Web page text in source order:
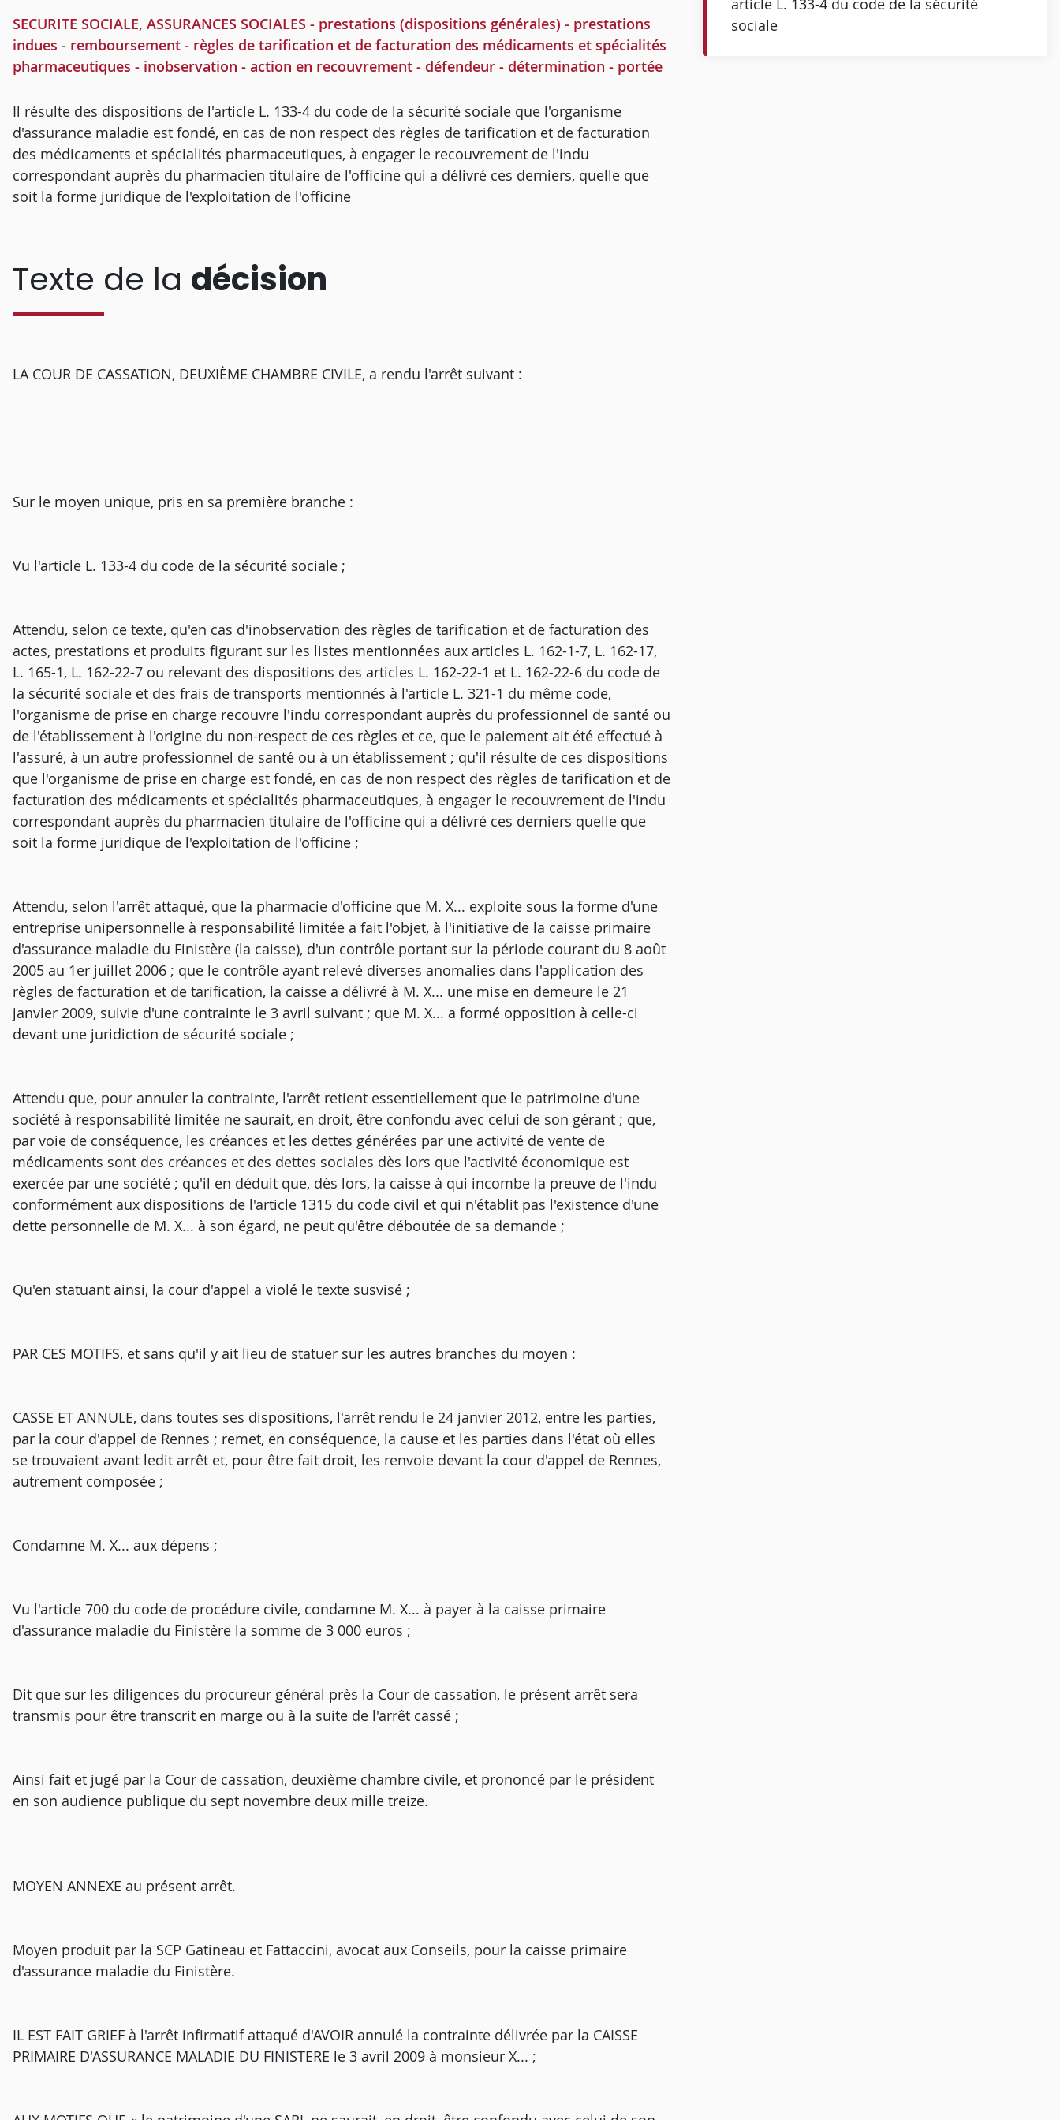
SECURITE SOCIALE, ASSURANCES SOCIALES - prestations (dispositions générales) - prestations
indues - remboursement - règles de tarification et de facturation des médicaments et spécialités
pharmaceutiques - inobservation - action en recouvrement - défendeur - détermination - portée
Il résulte des dispositions de l'article L. 133-4 du code de la sécurité sociale que l'organisme
d'assurance maladie est fondé, en cas de non respect des règles de tarification et de facturation
des médicaments et spécialités pharmaceutiques, à engager le recouvrement de l'indu
correspondant auprès du pharmacien titulaire de l'officine qui a délivré ces derniers, quelle que
soit la forme juridique de l'exploitation de l'officine
Texte de la décision
LA COUR DE CASSATION, DEUXIÈME CHAMBRE CIVILE, a rendu l'arrêt suivant :
Sur le moyen unique, pris en sa première branche :
Vu l'article L. 133-4 du code de la sécurité sociale ;
Attendu, selon ce texte, qu'en cas d'inobservation des règles de tarification et de facturation des
actes, prestations et produits figurant sur les listes mentionnées aux articles L. 162-1-7, L. 162-17,
L. 165-1, L. 162-22-7 ou relevant des dispositions des articles L. 162-22-1 et L. 162-22-6 du code de
la sécurité sociale et des frais de transports mentionnés à l'article L. 321-1 du même code,
l'organisme de prise en charge recouvre l'indu correspondant auprès du professionnel de santé ou
de l'établissement à l'origine du non-respect de ces règles et ce, que le paiement ait été effectué à
l'assuré, à un autre professionnel de santé ou à un établissement ; qu'il résulte de ces dispositions
que l'organisme de prise en charge est fondé, en cas de non respect des règles de tarification et de
facturation des médicaments et spécialités pharmaceutiques, à engager le recouvrement de l'indu
correspondant auprès du pharmacien titulaire de l'officine qui a délivré ces derniers quelle que
soit la forme juridique de l'exploitation de l'officine ;
Attendu, selon l'arrêt attaqué, que la pharmacie d'officine que M. X... exploite sous la forme d'une
entreprise unipersonnelle à responsabilité limitée a fait l'objet, à l'initiative de la caisse primaire
d'assurance maladie du Finistère (la caisse), d'un contrôle portant sur la période courant du 8 août
2005 au 1er juillet 2006 ; que le contrôle ayant relevé diverses anomalies dans l'application des
règles de facturation et de tarification, la caisse a délivré à M. X... une mise en demeure le 21
janvier 2009, suivie d'une contrainte le 3 avril suivant ; que M. X... a formé opposition à celle-ci
devant une juridiction de sécurité sociale ;
Attendu que, pour annuler la contrainte, l'arrêt retient essentiellement que le patrimoine d'une
société à responsabilité limitée ne saurait, en droit, être confondu avec celui de son gérant ; que,
par voie de conséquence, les créances et les dettes générées par une activité de vente de
médicaments sont des créances et des dettes sociales dès lors que l'activité économique est
exercée par une société ; qu'il en déduit que, dès lors, la caisse à qui incombe la preuve de l'indu
conformément aux dispositions de l'article 1315 du code civil et qui n'établit pas l'existence d'une
dette personnelle de M. X... à son égard, ne peut qu'être déboutée de sa demande ;
Qu'en statuant ainsi, la cour d'appel a violé le texte susvisé ;
PAR CES MOTIFS, et sans qu'il y ait lieu de statuer sur les autres branches du moyen :
CASSE ET ANNULE, dans toutes ses dispositions, l'arrêt rendu le 24 janvier 2012, entre les parties,
par la cour d'appel de Rennes ; remet, en conséquence, la cause et les parties dans l'état où elles
se trouvaient avant ledit arrêt et, pour être fait droit, les renvoie devant la cour d'appel de Rennes,
autrement composée ;
Condamne M. X... aux dépens ;
Vu l'article 700 du code de procédure civile, condamne M. X... à payer à la caisse primaire
d'assurance maladie du Finistère la somme de 3 000 euros ;
Dit que sur les diligences du procureur général près la Cour de cassation, le présent arrêt sera
transmis pour être transcrit en marge ou à la suite de l'arrêt cassé ;
Ainsi fait et jugé par la Cour de cassation, deuxième chambre civile, et prononcé par le président
en son audience publique du sept novembre deux mille treize.
MOYEN ANNEXE au présent arrêt.
Moyen produit par la SCP Gatineau et Fattaccini, avocat aux Conseils, pour la caisse primaire
d'assurance maladie du Finistère.
IL EST FAIT GRIEF à l'arrêt infirmatif attaqué d'AVOIR annulé la contrainte délivrée par la CAISSE
PRIMAIRE D'ASSURANCE MALADIE DU FINISTERE le 3 avril 2009 à monsieur X... ;
article L. 133-4 du code de la sécurité
sociale